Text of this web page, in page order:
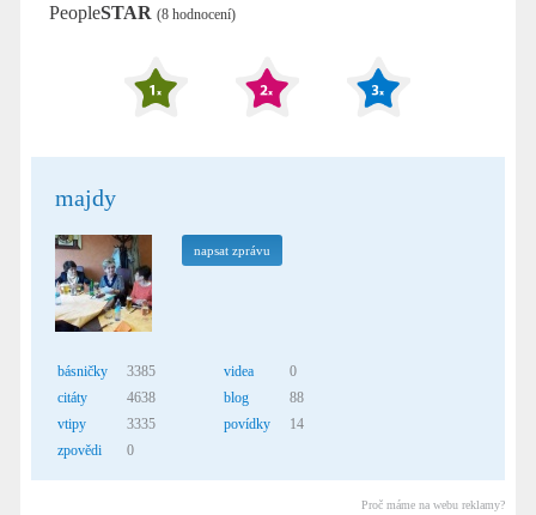
PeopleSTAR (8 hodnocení)
majdy
napsat zprávu
básničky
3385
citáty
4638
vtipy
3335
zpovědi
0
videa
0
blog
88
povídky
14
Proč máme na webu reklamy?